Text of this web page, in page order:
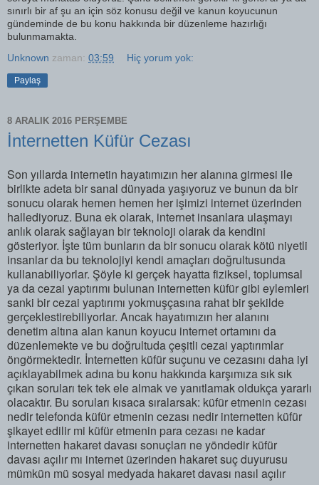
sınırlı bir af şu an için söz konusu değil ve kanun koyucunun
gündeminde de bu konu hakkında bir düzenleme hazırlığı
bulunmamakta.
Unknown zaman: 03:59 Hiç yorum yok:
Paylaş
8 ARALIK 2016 PERŞEMBE
İnternetten Küfür Cezası
Son yıllarda internetin hayatımızın her alanına girmesi ile
birlikte adeta bir sanal dünyada yaşıyoruz ve bunun da bir
sonucu olarak hemen hemen her işimizi internet üzerinden
hallediyoruz. Buna ek olarak, internet insanlara ulaşmayı
anlık olarak sağlayan bir teknoloji olarak da kendini
gösteriyor. İşte tüm bunların da bir sonucu olarak kötü niyetli
insanlar da bu teknolojiyi kendi amaçları doğrultusunda
kullanabiliyorlar. Şöyle ki gerçek hayatta fiziksel, toplumsal
ya da cezai yaptırımı bulunan internetten küfür gibi eylemleri
sanki bir cezai yaptırımı yokmuşçasına rahat bir şekilde
gerçeklestirebiliyorlar. Ancak hayatımızın her alanını
denetim altına alan kanun koyucu internet ortamını da
düzenlemekte ve bu doğrultuda çeşitli cezai yaptırımlar
öngörmektedir. İnternetten küfür suçunu ve cezasını daha iyi
açıklayabilmek adına bu konu hakkında karşımıza sık sık
çıkan soruları tek tek ele almak ve yanıtlamak oldukça yararlı
olacaktır. Bu soruları kısaca sıralarsak: küfür etmenin cezası
nedir telefonda küfür etmenin cezası nedir internetten küfür
şikayet edilir mi küfür etmenin para cezası ne kadar
internetten hakaret davası sonuçları ne yöndedir küfür
davası açılır mı internet üzerinden hakaret suç duyurusu
mümkün mü sosyal medyada hakaret davası nasıl açılır